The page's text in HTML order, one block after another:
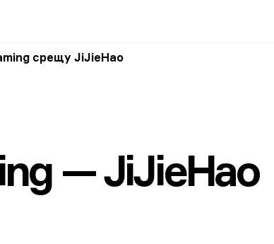
срещу JiJieHao
— JiJieHao